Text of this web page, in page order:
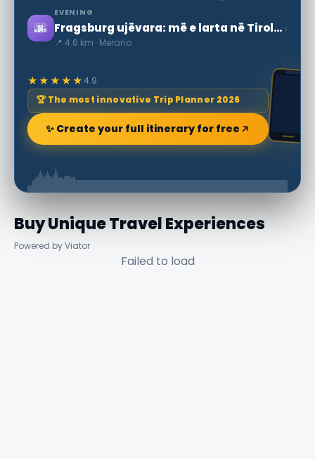
🌆
EVENING
Fragsburg ujëvara: më e larta në Tirolin Jugor
📍 4.6 km · Merano
›
★★★★★4.9
🏆 The most innovative Trip Planner 2026
✨ Create your full itinerary for free
Buy Unique Travel Experiences
Powered by Viator
Failed to load